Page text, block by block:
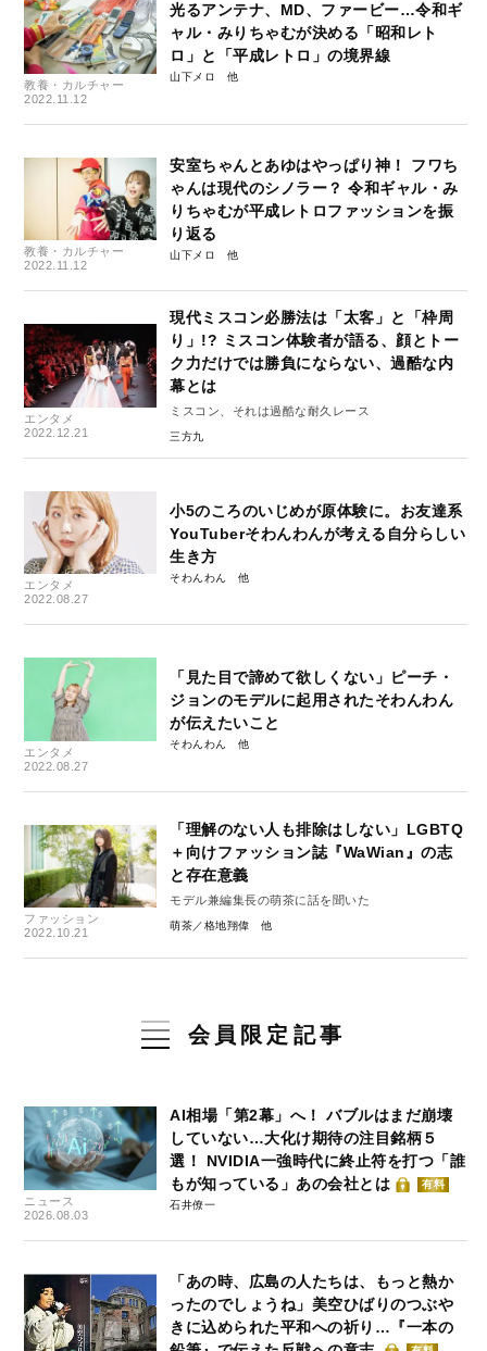
教養・カルチャー
2022.11.12
光るアンテナ、MD、ファービー…令和ギ
ャル・みりちゃむが決める「昭和レト
ロ」と「平成レトロ」の境界線
山下メロ
教養・カルチャー
2022.11.12
安室ちゃんとあゆはやっぱり神！ フワち
ゃんは現代のシノラー？ 令和ギャル・み
りちゃむが平成レトロファッションを振
り返る
山下メロ
エンタメ
2022.12.21
現代ミスコン必勝法は「太客」と「枠周
り」!? ミスコン体験者が語る、顔とトー
ク力だけでは勝負にならない、過酷な内
幕とは
ミスコン、それは過酷な耐久レース
三方九
エンタメ
2022.08.27
小5のころのいじめが原体験に。お友達系
YouTuberそわんわんが考える自分らしい
生き方
そわんわん
エンタメ
2022.08.27
「見た目で諦めて欲しくない」ピーチ・
ジョンのモデルに起用されたそわんわん
が伝えたいこと
そわんわん
ファッション
2022.10.21
「理解のない人も排除はしない」LGBTQ
＋向けファッション誌『WaWian』の志
と存在意義
モデル兼編集長の萌茶に話を聞いた
萌茶／格地翔偉
会員限定記事
ニュース
2026.08.03
AI相場「第2幕」へ！ バブルはまだ崩壊
していない…大化け期待の注目銘柄５
選！ NVIDIA一強時代に終止符を打つ「誰
もが知っている」あの会社とは
有料
石井僚一
「あの時、広島の人たちは、もっと熱か
ったのでしょうね」美空ひばりのつぶや
きに込められた平和への祈り…『一本の